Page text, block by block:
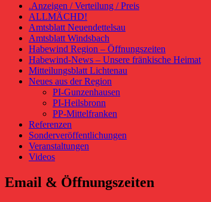
.Anzeigen / Verteilung / Preis
ALLMÄCHD!
Amtsblatt Neuendettelsau
Amtsblatt Windsbach
Habewind Region – Öffnungszeiten
Habewind-News – Unsere fränkische Heimat
Mitteilungsblatt Lichtenau
Neues aus der Region
PI-Gunzenhausen
PI-Heilsbronn
PP-Mittelfranken
Referenzen
Sonderveröffentlichungen
Veranstaltungen
Videos
Email & Öffnungszeiten